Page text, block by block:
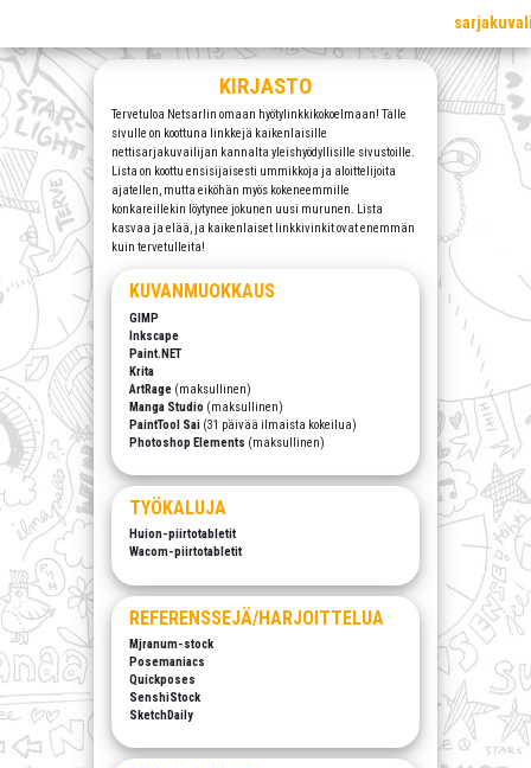
KIRJASTO
Tervetuloa Netsarlin omaan hyötylinkkikokoelmaan! Tälle
sivulle on koottuna linkkejä kaikenlaisille
nettisarjakuvailijan kannalta yleishyödyllisille sivustoille.
Lista on koottu ensisijaisesti ummikkoja ja aloittelijoita
ajatellen, mutta eiköhän myös kokeneemmille
konkareillekin löytynee jokunen uusi murunen. Lista
kasvaa ja elää, ja kaikenlaiset linkkivinkit ovat enemmän
kuin tervetulleita!
KUVANMUOKKAUS
GIMP
Inkscape
Paint.NET
Krita
ArtRage (maksullinen)
Manga Studio (maksullinen)
PaintTool Sai (31 päivää ilmaista kokeilua)
Photoshop Elements (maksullinen)
TYÖKALUJA
Huion-piirtotabletit
Wacom-piirtotabletit
REFERENSSEJÄ/HARJOITTELUA
Mjranum-stock
Posemaniacs
Quickposes
SenshiStock
SketchDaily